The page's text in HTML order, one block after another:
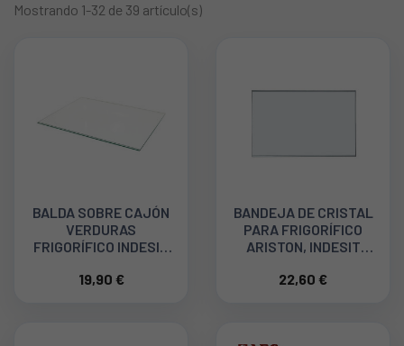
Mostrando 1-32 de 39 artículo(s)
BALDA SOBRE CAJÓN
VERDURAS
FRIGORÍFICO INDESIT
19,90 €
BANDEJA DE CRISTAL
PARA FRIGORÍFICO
ARISTON, INDESIT
22,60 €